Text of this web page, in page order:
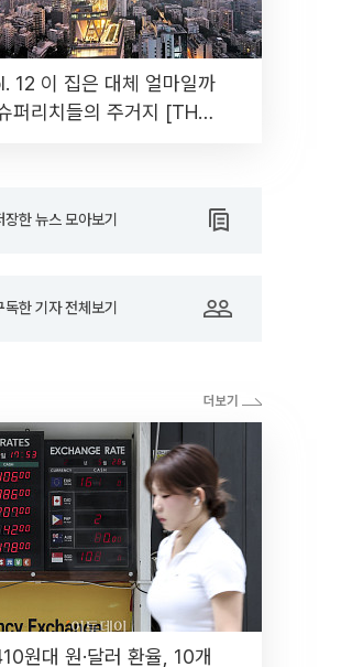
12 이 집은 대체 얼마일까
퍼리치들의 주거지 [THE
장한 뉴스 모아보기
독한 기자 전체보기
원대 원·달러 환율, 10개